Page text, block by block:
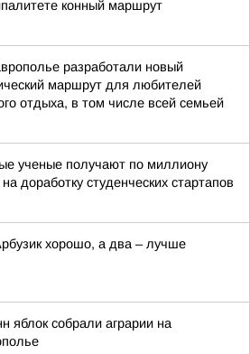
конный маршрут
разработали новый
маршрут для любителей
отдыха, в том числе всей семьей
ученые получают по миллиону
доработку студенческих стартапов
хорошо, а два – лучше
яблок собрали аграрии на